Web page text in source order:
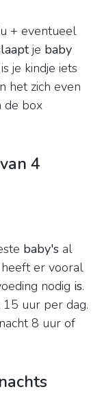
+ eventueel
je baby
je kindje iets
het zich even
de box
4
baby's al
er vooral
nodig is.
uur per dag.
8 uur of